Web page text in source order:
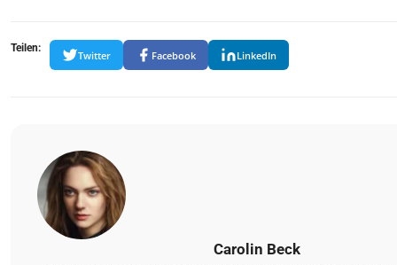
Teilen:
Twitter Facebook LinkedIn
Carolin Beck